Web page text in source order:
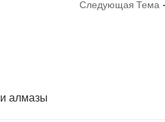
Следующая Тема
алмазы